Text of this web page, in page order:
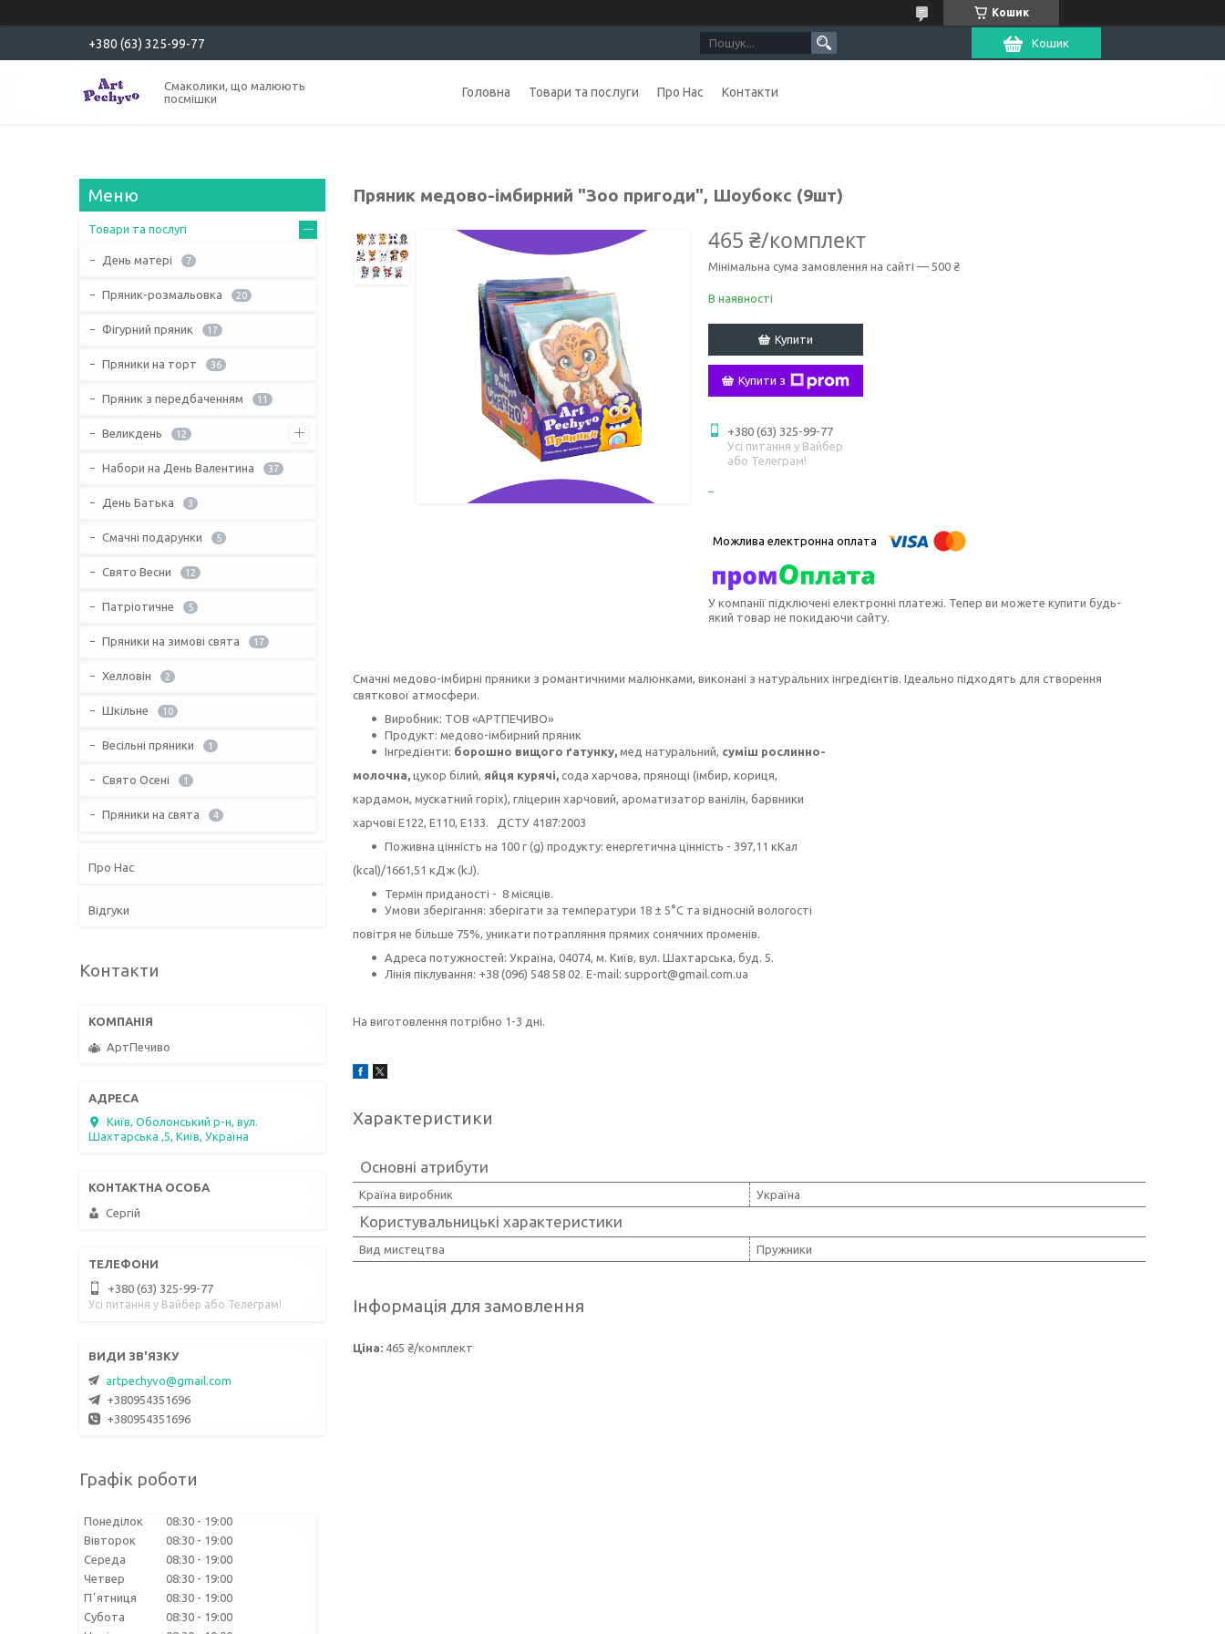
Кошик
+380 (63) 325-99-77 Кошик
Смаколики, що малюють
посмішки
Головна Товари та послуги Про Нас Контакти
Пряник медово-імбирний "Зоо пригоди", Шоубокс (9шт)
465 ₴/комплект
Мінімальна сума замовлення на сайті — 500 ₴
В наявності
Купити
Купити з
+380 (63) 325-99-77
Усі питання у Вайбер
або Телеграм!
У компанії підключені електронні платежі. Тепер ви можете купити будь-
який товар не покидаючи сайту.
Смачні медово-імбирні пряники з романтичними малюнками, виконані з натуральних інгредієнтів. Ідеально підходять для створення
святкової атмосфери.
Виробник: ТОВ «АРТПЕЧИВО»
Продукт: медово-імбирний пряник
Інгредієнти: борошно вищого ґатунку, мед натуральний, суміш рослинно-
молочна, цукор білий, яйця курячі, сода харчова, прянощі (імбир, кориця,
кардамон, мускатний горіх), гліцерин харчовий, ароматизатор ванілін, барвники
харчові Е122, E110, E133. ДСТУ 4187:2003
Поживна цінність на 100 г (g) продукту: енергетична цінність - 397,11 кКал
(kcal)/1661,51 кДж (kJ).
Термін приданості - 8 місяців.
Умови зберігання: зберігати за температури 18 ± 5°C та відносній вологості
повітря не більше 75%, уникати потрапляння прямих сонячних променів.
Адреса потужностей: Україна, 04074, м. Київ, вул. Шахтарська, буд. 5.
Лінія піклування: +38 (096) 548 58 02. E-mail: support@gmail.com.ua
На виготовлення потрібно 1-3 дні.
Характеристики
Основні атрибути
Країна виробник Україна
Користувальницькі характеристики
Вид мистецтва Пружники
Інформація для замовлення
Ціна: 465 ₴/комплект
Товари та послугі
День матері 7
Пряник-розмальовка 20
Фігурний пряник 17
Пряники на торт 36
Пряник з передбаченням 11
Великдень 12
Набори на День Валентина 37
День Батька 3
Смачні подарунки 5
Свято Весни 12
Патріотичне 5
Пряники на зимові свята 17
Хелловін 2
Шкільне 10
Весільні пряники 1
Свято Осені 1
Пряники на свята 4
Про Нас
Відгуки
Контакти
АртПечиво
Київ, Оболонський р-н, вул.
Шахтарська ,5, Київ, Україна
Сергій
+380 (63) 325-99-77
Усі питання у Вайбер або Телеграм!
artpechyvo@gmail.com
+380954351696
+380954351696
Графік роботи
Понеділок 08:30
19:00
Вівторок
08:30
19:00
Середа
08:30
19:00
Четвер
08:30
19:00
Пʼятниця
08:30
19:00
Субота
08:30
19:00